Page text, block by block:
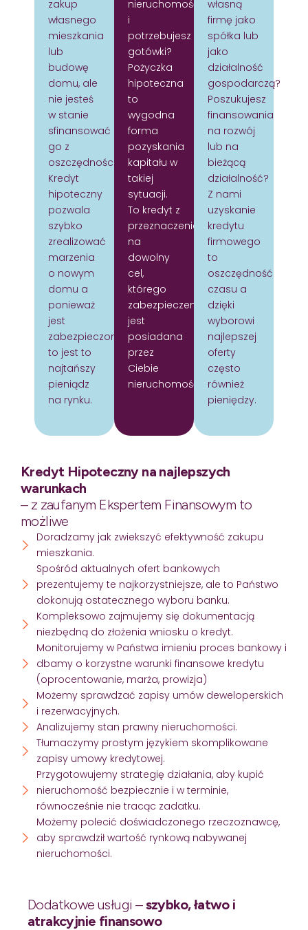
zakup
własnego
mieszkania
lub
budowę
domu, ale
nie jesteś
w stanie
sfinansować
go z
oszczędności?
Kredyt
hipoteczny
pozwala
szybko
zrealizować
marzenia
o nowym
domu a
ponieważ
jest
zabezpieczony
to jest to
najtańszy
pieniądz
na rynku.
nieruchomość
i
potrzebujesz
gotówki?
Pożyczka
hipoteczna
to
wygodna
forma
pozyskania
kapitału w
takiej
sytuacji.
To kredyt z
przeznaczeniem
na
dowolny
cel,
którego
zabezpieczeniem
jest
posiadana
przez
Ciebie
nieruchomość.
własną
firmę jako
spółka lub
jako
działalność
gospodarczą?
Poszukujesz
finansowania
na rozwój
lub na
bieżącą
działalność?
Z nami
uzyskanie
kredytu
firmowego
to
oszczędność
czasu a
dzięki
wyborowi
najlepszej
oferty
często
również
pieniędzy.
Kredyt Hipoteczny na najlepszych
warunkach
– z zaufanym Ekspertem Finansowym to
możliwe
Doradzamy jak zwiekszyć efektywność zakupu
mieszkania.
Spośród aktualnych ofert bankowych
prezentujemy te najkorzystniejsze, ale to Państwo
dokonują ostatecznego wyboru banku.
Kompleksowo zajmujemy się dokumentacją
niezbędną do złożenia wniosku o kredyt.
Monitorujemy w Państwa imieniu proces bankowy i
dbamy o korzystne warunki finansowe kredytu
(oprocentowanie, marża, prowizja)
Możemy sprawdzać zapisy umów deweloperskich
i rezerwacyjnych.
Analizujemy stan prawny nieruchomości.
Tłumaczymy prostym językiem skomplikowane
zapisy umowy kredytowej.
Przygotowujemy strategię działania, aby kupić
nieruchomość bezpiecznie i w terminie,
równocześnie nie tracąc zadatku.
Możemy polecić doświadczonego rzeczoznawcę,
aby sprawdził wartość rynkową nabywanej
nieruchomości.
Dodatkowe usługi –szybko, łatwo i
atrakcyjnie finansowo